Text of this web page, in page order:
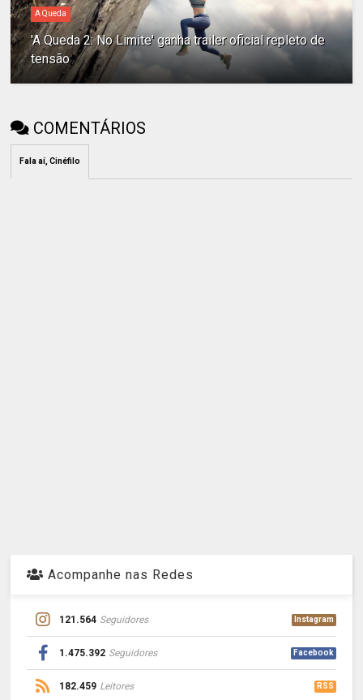
A Queda
'A Queda 2: No Limite' ganha trailer oficial repleto de
tensão
COMENTÁRIOS
Fala aí, Cinéfilo
Acompanhe nas Redes
121.564 Seguidores Instagram
1.475.392 Seguidores Facebook
182.459 Leitores RSS